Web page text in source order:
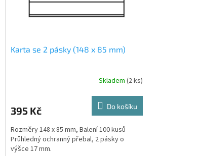
Karta se 2 pásky (148 x 85 mm)
Skladem (2 ks)
395 Kč Do košíku
Rozměry 148 x 85 mm, Balení 100 kusů
Průhledný ochranný přebal, 2 pásky o
výšce 17 mm.